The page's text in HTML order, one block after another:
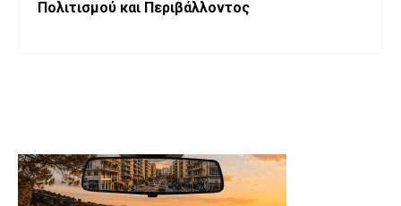
Πολιτισμού και Περιβάλλοντος